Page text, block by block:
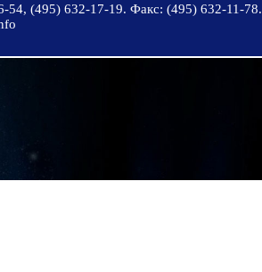
54, (495) 632-17-19. Факс: (495) 632-11-78.